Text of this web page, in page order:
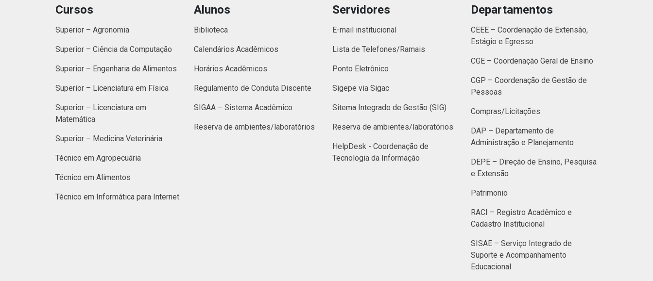
Cursos
Superior – Agronomia
Superior – Ciência da Computação
Superior – Engenharia de Alimentos
Superior – Licenciatura em Física
Superior – Licenciatura em
Matemática
Superior – Medicina Veterinária
Técnico em Agropecuária
Técnico em Alimentos
Técnico em Informática para Internet
Alunos
Biblioteca
Calendários Acadêmicos
Horários Acadêmicos
Regulamento de Conduta Discente
SIGAA – Sistema Acadêmico
Reserva de ambientes/laboratórios
Servidores
E-mail institucional
Lista de Telefones/Ramais
Ponto Eletrônico
Sigepe via Sigac
Sitema Integrado de Gestão (SIG)
Reserva de ambientes/laboratórios
HelpDesk - Coordenação de
Tecnologia da Informação
Departamentos
CEEE – Coordenação de Extensão,
Estágio e Egresso
CGE – Coordenação Geral de Ensino
CGP – Coordenação de Gestão de
Pessoas
Compras/Licitações
DAP – Departamento de
Administração e Planejamento
DEPE – Direção de Ensino, Pesquisa
e Extensão
Patrimonio
RACI – Registro Acadêmico e
Cadastro Institucional
SISAE – Serviço Integrado de
Suporte e Acompanhamento
Educacional